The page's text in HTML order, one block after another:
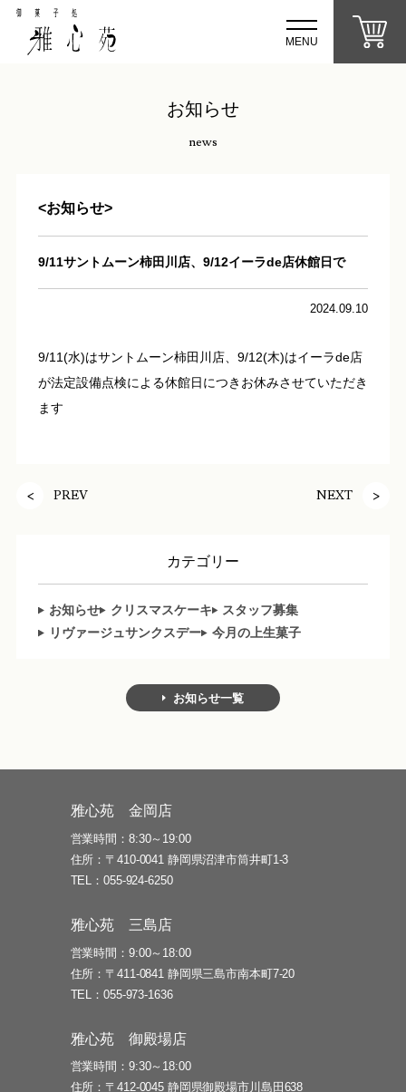
MENU
お知らせ
news
<お知らせ>
9/11サントムーン柿田川店、9/12イーラde店休館日で
2024.09.10
9/11(水)はサントムーン柿田川店、9/12(木)はイーラde店
が法定設備点検による休館日につきお休みさせていただき
ます
PREV NEXT
カテゴリー
お知らせ クリスマスケーキ
スタッフ募集
リヴァージュサンクスデー
今月の上生菓子
お知らせ一覧
雅心苑 金岡店
営業時間
8:30～19:00
住所
〒410-0041 静岡県沼津市筒井町1-3
TEL
055-924-6250
雅心苑 三島店
営業時間
9:00～18:00
住所
〒411-0841 静岡県三島市南本町7-20
TEL
055-973-1636
雅心苑 御殿場店
営業時間
9:30～18:00
住所
〒412-0045 静岡県御殿場市川島田638